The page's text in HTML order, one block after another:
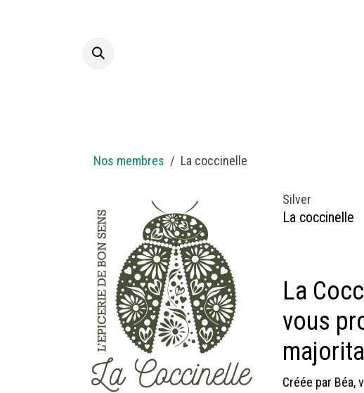
Nos membres La coccinelle
Silver
La coccinelle
La
vous
Créée par